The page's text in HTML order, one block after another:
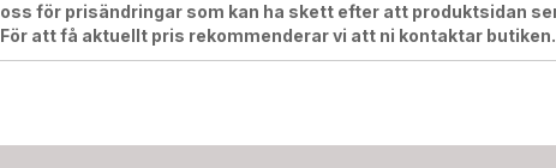
oss för prisändringar som kan ha skett efter att produktsidan
För att få aktuellt pris rekommenderar vi att ni kontaktar butiken.